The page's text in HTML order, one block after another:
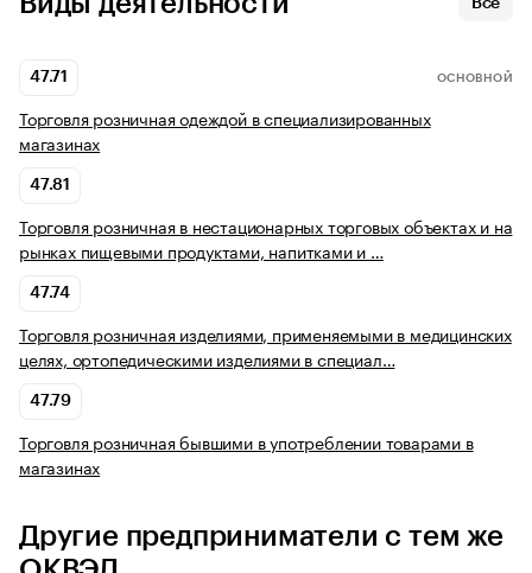
Все
47.71 ОСНОВНОЙ
Торговля розничная одеждой в специализированных
магазинах
47.81
Торговля розничная в нестационарных торговых объектах и на
рынках пищевыми продуктами, напитками и …
47.74
Торговля розничная изделиями, применяемыми в медицинских
целях, ортопедическими изделиями в специал…
47.79
Торговля розничная бывшими в употреблении товарами в
магазинах
Другие предприниматели с тем же